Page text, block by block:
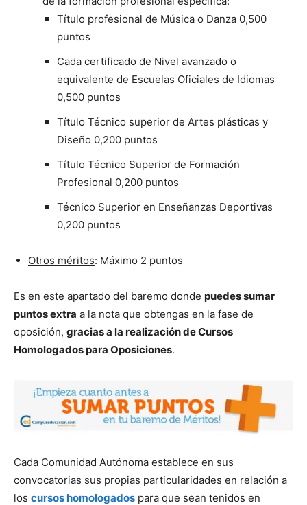
Título profesional de Música o Danza 0,500
puntos
Cada certificado de Nivel avanzado o
equivalente de Escuelas Oficiales de Idiomas
0,500 puntos
Título Técnico superior de Artes plásticas y
Diseño 0,200 puntos
Título Técnico Superior de Formación
Profesional 0,200 puntos
Técnico Superior en Enseñanzas Deportivas
0,200 puntos
Otros méritos: Máximo 2 puntos
Es en este apartado del baremo donde puedes sumar
puntos extra a la nota que obtengas en la fase de
oposición, gracias a la realización de Cursos
Homologados para Oposiciones.
Cada Comunidad Autónoma establece en sus
convocatorias sus propias particularidades en relación a
los cursos homologados para que sean tenidos en